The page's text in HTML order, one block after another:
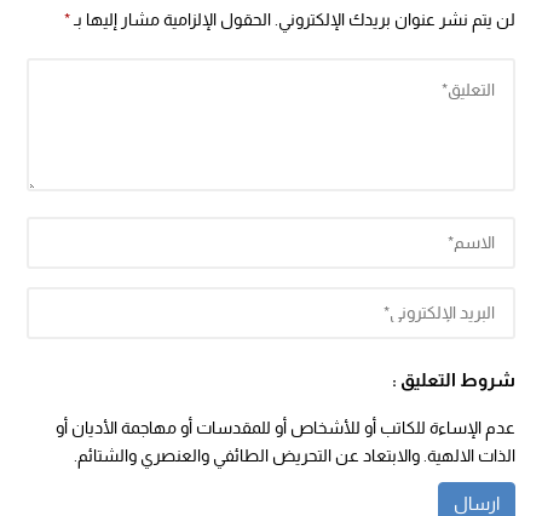
لن يتم نشر عنوان بريدك الإلكتروني. الحقول الإلزامية مشار إليها بـ*
شروط التعليق :
عدم الإساءة للكاتب أو للأشخاص أو للمقدسات أو مهاجمة الأديان أو
الذات الالهية. والابتعاد عن التحريض الطائفي والعنصري والشتائم.